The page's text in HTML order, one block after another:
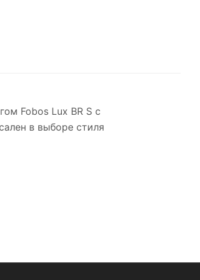
Fobos Lux BR S с
в выборе стиля